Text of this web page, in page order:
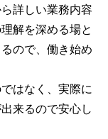
詳しい業務内容
解を深める場と
ので、働き始め
はなく、実際に
来るので安心し